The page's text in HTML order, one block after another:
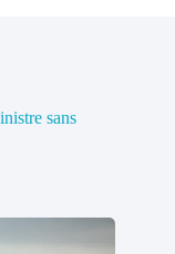
sans